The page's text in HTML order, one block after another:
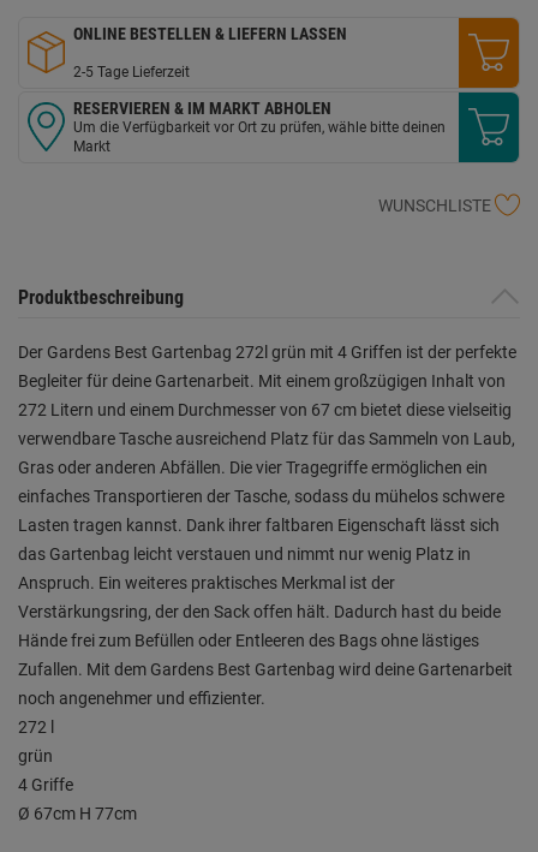
ONLINE BESTELLEN & LIEFERN LASSEN
2-5 Tage Lieferzeit
RESERVIEREN & IM MARKT ABHOLEN
Um die Verfügbarkeit vor Ort zu prüfen, wähle bitte deinen
Markt
WUNSCHLISTE
Produktbeschreibung
Der Gardens Best Gartenbag 272l grün mit 4 Griffen ist der perfekte
Begleiter für deine Gartenarbeit. Mit einem großzügigen Inhalt von
272 Litern und einem Durchmesser von 67 cm bietet diese vielseitig
verwendbare Tasche ausreichend Platz für das Sammeln von Laub,
Gras oder anderen Abfällen. Die vier Tragegriffe ermöglichen ein
einfaches Transportieren der Tasche, sodass du mühelos schwere
Lasten tragen kannst. Dank ihrer faltbaren Eigenschaft lässt sich
das Gartenbag leicht verstauen und nimmt nur wenig Platz in
Anspruch. Ein weiteres praktisches Merkmal ist der
Verstärkungsring, der den Sack offen hält. Dadurch hast du beide
Hände frei zum Befüllen oder Entleeren des Bags ohne lästiges
Zufallen. Mit dem Gardens Best Gartenbag wird deine Gartenarbeit
noch angenehmer und effizienter.
272 l
grün
4 Griffe
Ø 67cm H 77cm